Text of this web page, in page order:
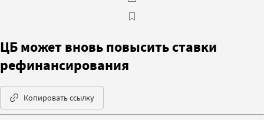
ЦБ может вновь повысить ставки
рефинансирования
Копировать ссылку